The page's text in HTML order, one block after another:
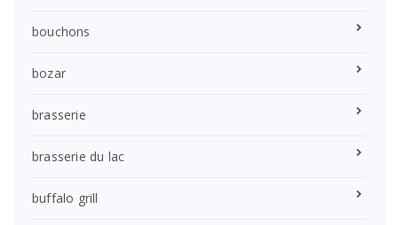
bouchons
bozar
brasserie
brasserie du lac
buffalo grill